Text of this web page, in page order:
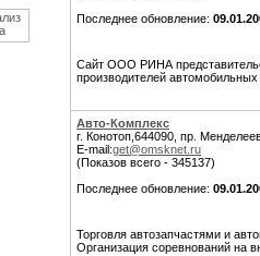
Последнее обновление:
Сайт ООО РИНА
производителей
Авто-Комплекс
г. Конотоп,644090, пр.
E-mail:get@omsknet.ru
(Показов всего - 345137)
Последнее обновление:
Торговля автозапчастями и
Организация соревнований на